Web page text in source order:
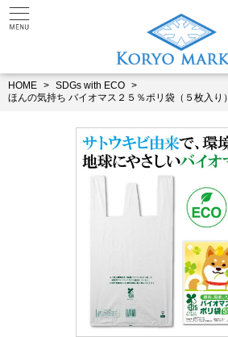
HOME
SDGs with ECO
ほんの気持ち バイオマス２５％ポリ袋（５枚入り）